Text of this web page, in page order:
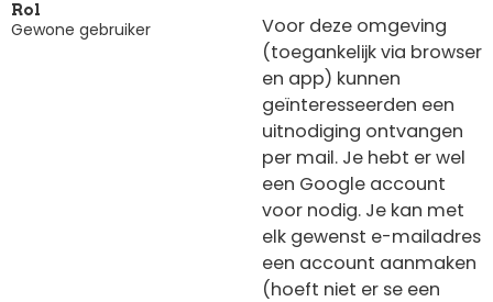
Rol
Gewone gebruiker
Voor deze omgeving
(toegankelijk via browser
en app) kunnen
geïnteresseerden een
uitnodiging ontvangen
per mail. Je hebt er wel
een Google account
voor nodig. Je kan met
elk gewenst e-mailadres
een account aanmaken
(hoeft niet er se een